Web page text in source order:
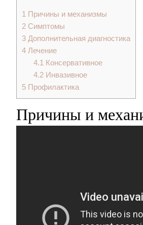
1 Причины и механизмы
2 Симптомы
3 Дополнительная диагностика
4 Лечение
4.1 Консервативное
4.2Инвазивное
5 Профилактика
Причины и